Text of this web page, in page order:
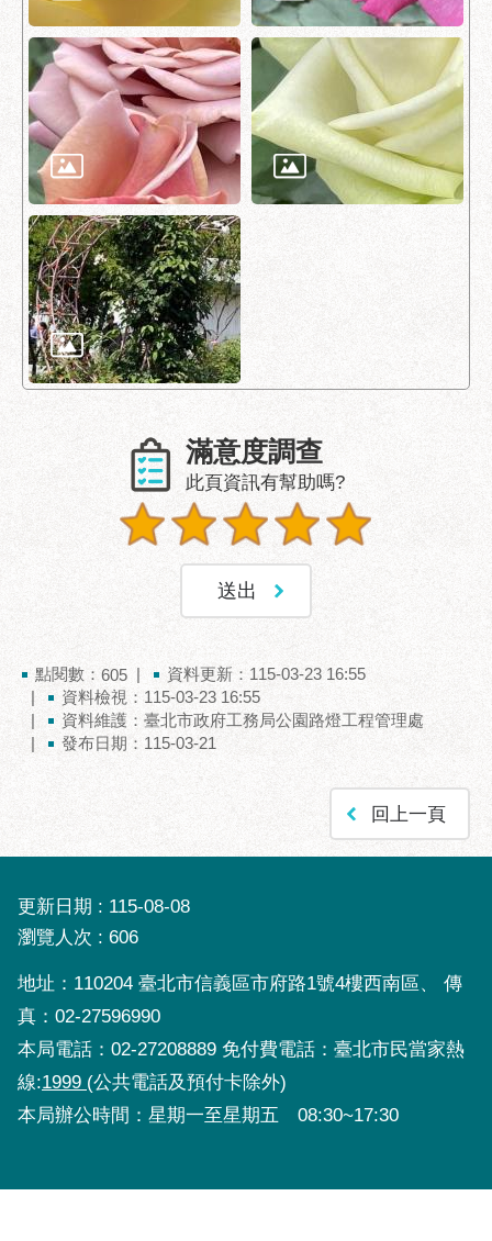
隱
私
權
及
資
訊
安
全
政
策
聯
絡
方
式
暨
所
各
處
話
滿意度調查
此頁資訊有幫助嗎?
點閱數： 605
資料更新：115-03-23 16:55
資料檢視：115-03-23 16:55
資料維護：臺北市政府工務局公園路燈工程管理處
發布日期：115-03-21
回上一頁
更新日期
115-08-08
瀏覽人次
606
地址：110204 臺北市信義區市府路1號4樓西南區、 傳
真：02-27596990
本局電話：02-27208889 免付費電話：臺北市民當家熱
線:1999 (公共電話及預付卡除外)
本局辦公時間：星期一至星期五 08:30~17:30